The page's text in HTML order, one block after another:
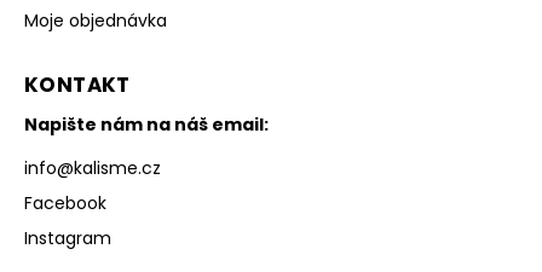
Moje objednávka
KONTAKT
Napište nám na náš email:
info@kalisme.cz
Facebook
Instagram